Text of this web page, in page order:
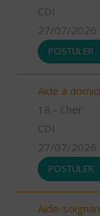
CDI
27/07/2026
POSTULER
Aide à
18 - Cher
CDI
27/07/2026
POSTULER
Aide-